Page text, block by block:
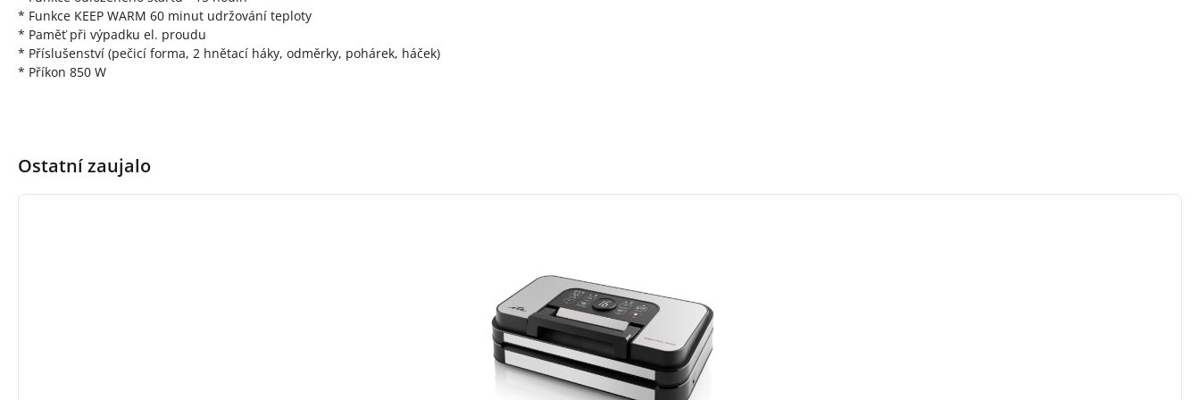
* Funkce KEEP WARM 60 minut udržování teploty
* Paměť při výpadku el. proudu
* Příslušenství (pečicí forma, 2 hnětací háky, odměrky, pohárek, háček)
* Příkon 850 W
Ostatní zaujalo